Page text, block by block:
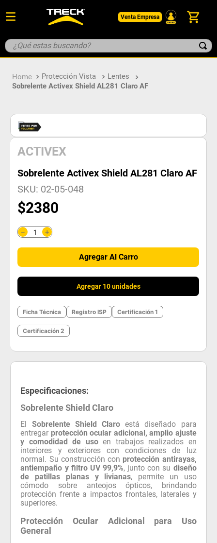
Venta Empresa
¿Qué estas buscando?
Protección Vista
Lentes
Sobrelente Activex Shield AL281 Claro AF
ACTIVEX
Sobrelente Activex Shield AL281 Claro AF
SKU: 02-05-048
$2380
＋
－
Agregar Al Carro
Agregar 10 unidades
Ficha Técnica Registro ISP Certificación 1
Certificación 2
Especificaciones:
Sobrelente Shield Claro
El Sobrelente Shield Claro está diseñado para
entregar protección ocular adicional, amplio ajuste
y comodidad de usoen trabajos realizados en
interiores y exteriores con condiciones de luz
normal. Su construcción con protección antirayas,
antiempaño y filtro UV 99,9%, junto con su diseño
de patillas planas y livianas, permite un uso
cómodo sobre anteojos ópticos, brindando
protección frente a impactos frontales, laterales y
superiores.
Protección Ocular Adicional para Uso
General
1. botin